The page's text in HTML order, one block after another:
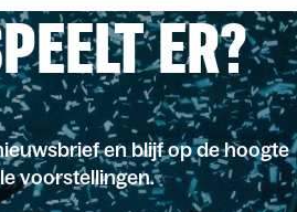
ER?
en blijf op de hoogte
voorstellingen.